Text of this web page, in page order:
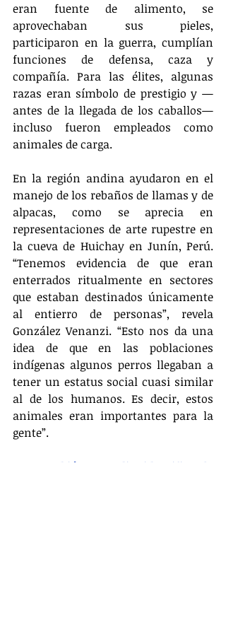
eran fuente de alimento, se
aprovechaban sus pieles,
participaron en la guerra, cumplían
funciones de defensa, caza y
compañía. Para las élites, algunas
razas eran símbolo de prestigio y —
antes de la llegada de los caballos—
incluso fueron empleados como
animales de carga.
En la región andina ayudaron en el
manejo de los rebaños de llamas y de
alpacas, como se aprecia en
representaciones de arte rupestre en
la cueva de Huichay en Junín, Perú.
“Tenemos evidencia de que eran
enterrados ritualmente en sectores
que estaban destinados únicamente
al entierro de personas”, revela
González Venanzi. “Esto nos da una
idea de que en las poblaciones
indígenas algunos perros llegaban a
tener un estatus social cuasi similar
al de los humanos. Es decir, estos
animales eran importantes para la
gente”.
Lea también: Estudio identifica la